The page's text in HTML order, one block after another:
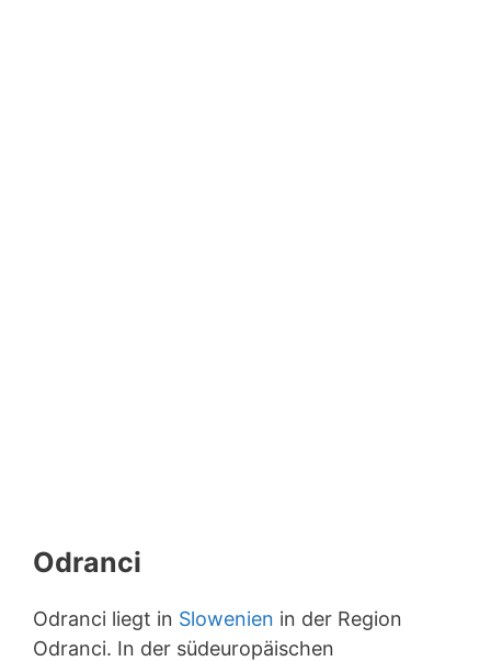
Odranci
Odranci liegt in Slowenien in der Region
Odranci. In der südeuropäischen